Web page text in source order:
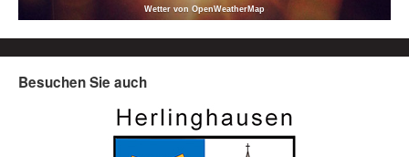
Wetter von OpenWeatherMap
Besuchen Sie auch